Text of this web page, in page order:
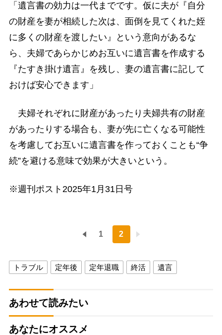
「遺言書の効力は一代までです。仮に夫が『自分
の財産を妻が相続した次は、面倒を見てくれた姪
に多くの財産を渡したい』という意向があるな
ら、夫婦であらかじめお互いに遺言書を作成する
『たすき掛け遺言』を残し、妻の遺言書に記して
おけば安心できます」
夫婦それぞれに財産があったり夫婦共有の財産
があったりする場合も、妻が先に亡くなる可能性
を考慮してお互いに遺言書を作っておくことも“争
続”を避ける意味で効果が大きいという。
※週刊ポスト2025年1月31日号
1 2
トラブル 定年後 定年退職 終活 遺言
あわせて読みたい
あなたにオススメ